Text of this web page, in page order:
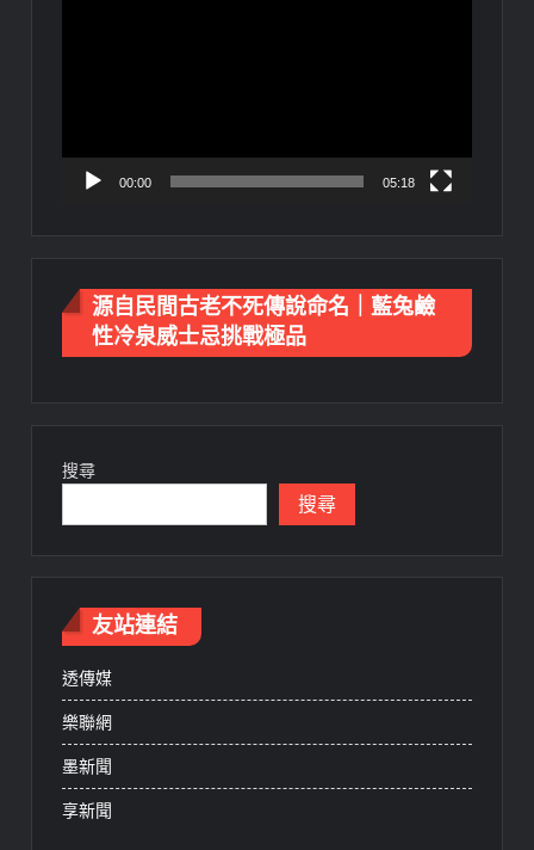
00:00 05:18
源自民間古老不死傳說命名｜藍兔鹼
性冷泉威士忌挑戰極品
搜尋
搜尋
友站連結
透傳媒
樂聯網
墨新聞
享新聞